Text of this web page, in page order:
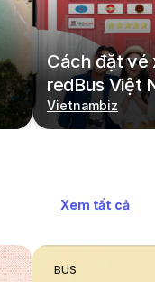
Cách đặt vé
redBus Việt
Vietnambiz
Xem tất cả
BUS